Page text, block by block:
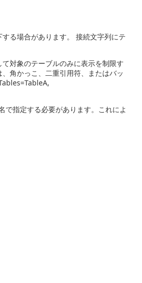
る場合があります。 接続文字列にテ
対象のテーブルのみに表示を制限す
角かっこ、二重引用符、またはバッ
で指定する必要があります。これによ